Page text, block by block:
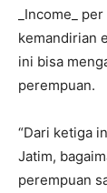
_Income_
kemandirian
ini bisa
perempuan.
“Dari ketiga
Jatim,
perempuan